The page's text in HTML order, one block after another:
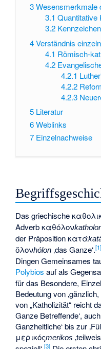
3Wesensmerkmale
3.1 Quantitative
3.2
4Verständnis
4.1 Römisch-
4.2
4.2.1
4.2.2
4.2.3
5 Literatur
6Weblinks
7 Einzelnachweise
Das griechische
Adverbκαθόλον
der Präpositionκατά
ὅλονhólon ‚das Ganze‘.[1
Dingen Gemeinsames
Polybios auf als
für das Besondere,
Bedeutung von
von „Katholizität“ reicht
Ganze Betreffende‘,
Ganzheitliche‘ bis zur
μερικόςmerikos
[3]